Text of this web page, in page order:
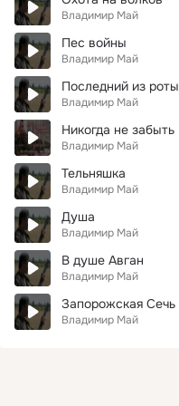
Владимир Май
Пес войны
Владимир Май
Последний из роты
Владимир Май
Никогда не забыть
Владимир Май
Тельняшка
Владимир Май
Душа
Владимир Май
В душе Авган
Владимир Май
Запорожская Сечь
Владимир Май